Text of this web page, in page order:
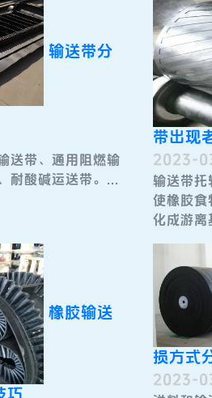
输送带分
送带、通用阻燃输
耐酸碱运送带。...
带出现
2023-
输送带托
使橡胶食
化成游离
橡胶输送
损方式
2023-